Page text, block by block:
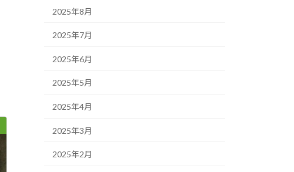
2025年8月
2025年7月
2025年6月
2025年5月
2025年4月
2025年3月
2025年2月